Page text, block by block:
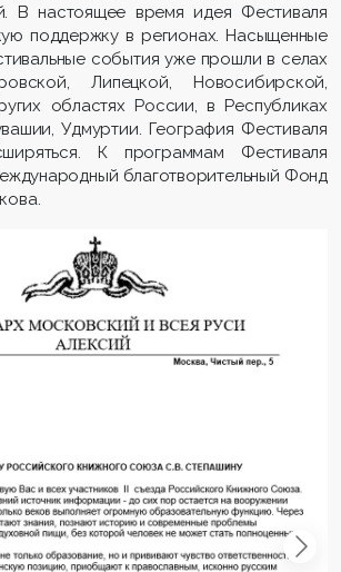
В настоящее время идея Фестиваля
поддержку в регионах. Насыщенные
события уже прошли в селах
Липецкой, Новосибирской,
областях России, в Республиках
Удмуртии. География Фестиваля
К программам Фестиваля
благо­тво­рительный Фонд